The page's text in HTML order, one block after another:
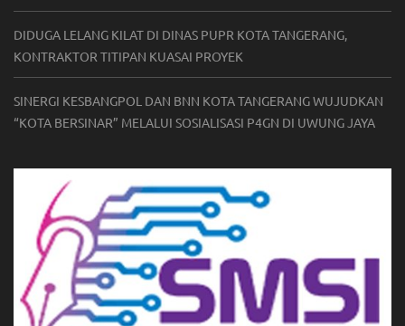
DIDUGA LELANG KILAT DI DINAS PUPR KOTA TANGERANG,
KONTRAKTOR TITIPAN KUASAI PROYEK
SINERGI KESBANGPOL DAN BNN KOTA TANGERANG WUJUDKAN
“KOTA BERSINAR” MELALUI SOSIALISASI P4GN DI UWUNG JAYA